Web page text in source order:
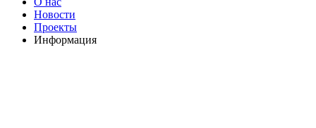
Новости
Проекты
Информация